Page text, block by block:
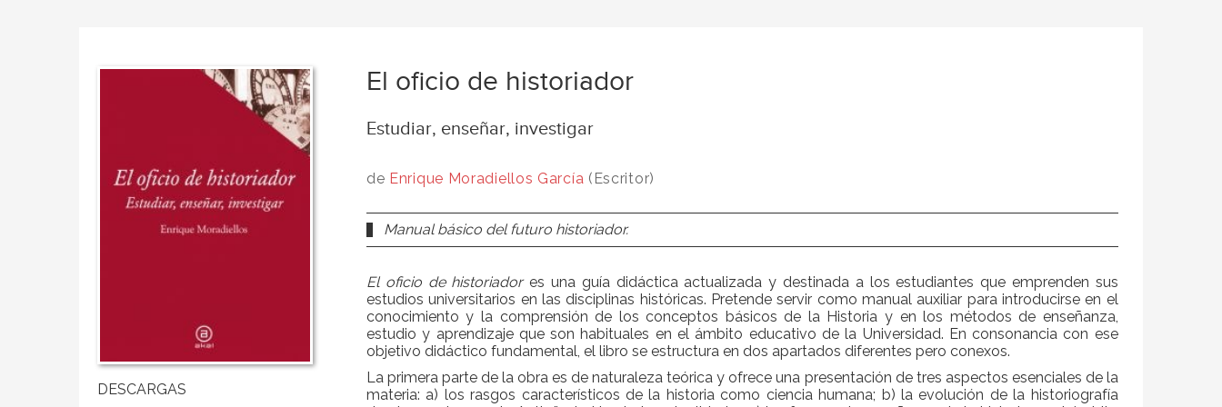
El oficio de historiador
Estudiar, enseñar, investigar
de Enrique Moradiellos García (Escritor)
Manual básico del futuro historiador.
El oficio de historiadores una guía didáctica actualizada y destinada a los estudiantes que emprenden sus
estudios universitarios en las disciplinas históricas. Pretende servir como manual auxiliar para introducirse en el
conocimiento y la comprensión de los conceptos básicos de la Historia y en los métodos de enseñanza,
estudio y aprendizaje que son habituales en el ámbito educativo de la Universidad. En consonancia con ese
objetivo didáctico fundamental, el libro se estructura en dos apartados diferentes pero conexos.
La primera parte de la obra es de naturaleza teórica y ofrece una presentación de tres aspectos esenciales de la
materia: a) los rasgos característicos de la historia como ciencia humana; b) la evolución de la historiografía